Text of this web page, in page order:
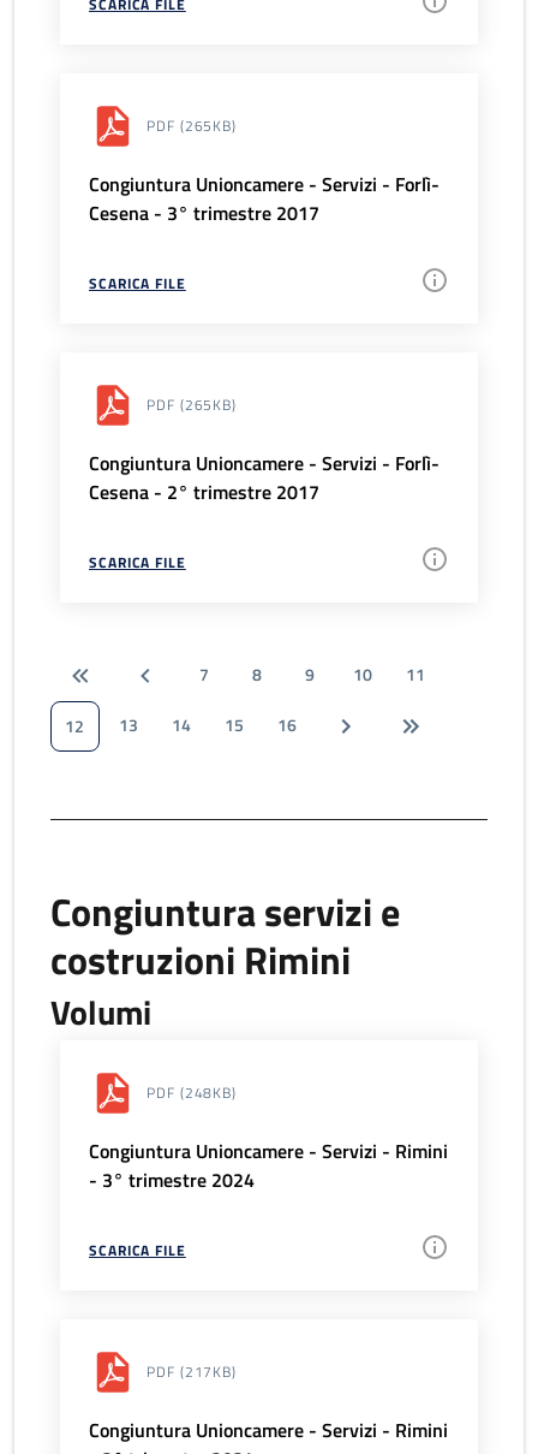
PDF (265KB)
Congiuntura Unioncamere - Servizi - Forlì-
Cesena - 3° trimestre 2017
SCARICA FILE
PDF (265KB)
Congiuntura Unioncamere - Servizi - Forlì-
Cesena - 2° trimestre 2017
SCARICA FILE
7 8 9 10
11
12
13 14 15 16
Congiuntura servizi e
costruzioni Rimini
Volumi
PDF (248KB)
Congiuntura Unioncamere - Servizi - Rimini
- 3° trimestre 2024
SCARICA FILE
PDF (217KB)
Congiuntura Unioncamere - Servizi - Rimini